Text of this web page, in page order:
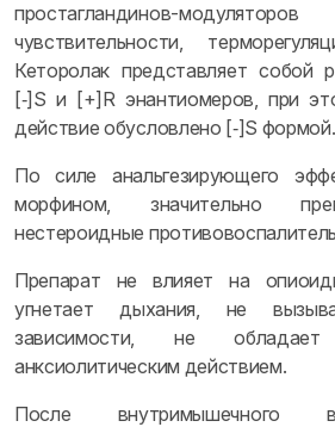
простагландинов-
чувствительности,
Кеторолак представляет собой
[‑]S и [+]R энантиомеров, при
действие обусловлено [‑]S формой.
По силе анальгезирующего
морфином, значительно
нестероидные
Препарат не влияет на
угнетает дыхания, не
зависимости, не
анксиолитическим действием.
После внутримышечного